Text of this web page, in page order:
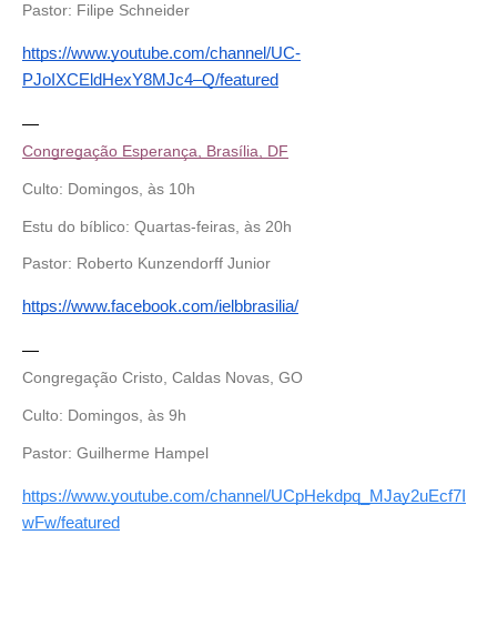
Pastor: Filipe Schneider
https://www.youtube.com/channel/UC-
PJoIXCEldHexY8MJc4–Q/featured
—
Congregação Esperança, Brasília, DF
Culto: Domingos, às 10h
Estu do bíblico: Quartas-feiras, às 20h
Pastor: Roberto Kunzendorff Junior
https://www.facebook.com/ielbbrasilia/
—
Congregação Cristo, Caldas Novas, GO
Culto: Domingos, às 9h
Pastor: Guilherme Hampel
https://www.youtube.com/channel/UCpHekdpq_MJay2uEcf7I
wFw/featured